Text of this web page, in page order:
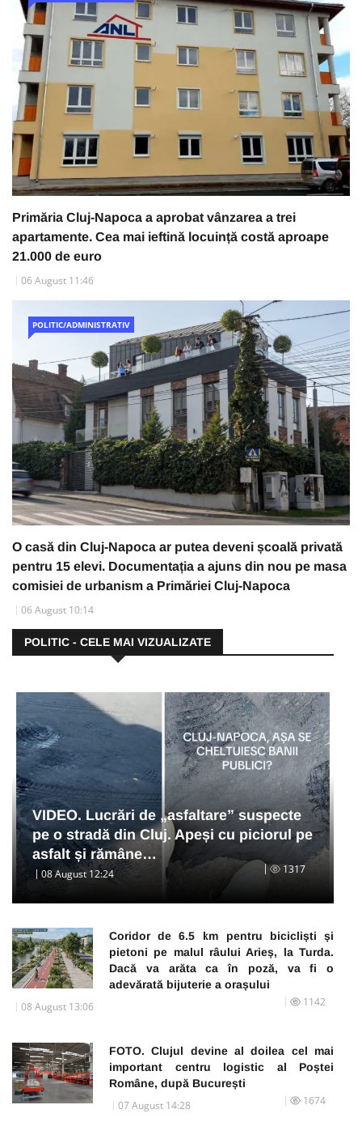
Primăria Cluj-Napoca a aprobat vânzarea a trei
apartamente. Cea mai ieftină locuință costă aproape
21.000 de euro
06 August 11:46
POLITIC/ADMINISTRATIV
O casă din Cluj-Napoca ar putea deveni școală privată
pentru 15 elevi. Documentația a ajuns din nou pe masa
comisiei de urbanism a Primăriei Cluj-Napoca
06 August 10:14
POLITIC - CELE MAI VIZUALIZATE
VIDEO. Lucrări de „asfaltare” suspecte
pe o stradă din Cluj. Apeși cu piciorul pe
asfalt și rămâne…
08 August 12:24 1317
Coridor de 6.5 km pentru bicicliști și
pietoni pe malul râului Arieș, la Turda.
Dacă va arăta ca în poză, va fi o
adevărată bijuterie a orașului
08 August 13:06 1142
FOTO. Clujul devine al doilea cel mai
important centru logistic al Poștei
Române, după București
07 August 14:28 1674